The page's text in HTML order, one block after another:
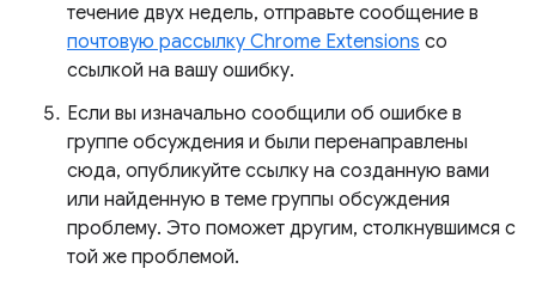
течение двух недель, отправьте сообщение в
почтовую рассылку Chrome Extensions со
ссылкой на вашу ошибку.
Если вы изначально сообщили об ошибке в
группе обсуждения и были перенаправлены
сюда, опубликуйте ссылку на созданную вами
или найденную в теме группы обсуждения
проблему. Это поможет другим, столкнувшимся с
той же проблемой.